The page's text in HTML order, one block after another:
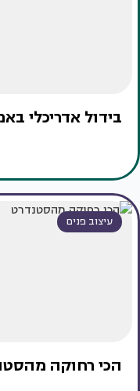
בידול אדריכלי
עיצוב פנים
הכי רחוקה